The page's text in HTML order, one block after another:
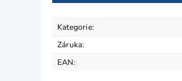
Kategorie:
Záruka:
EAN: